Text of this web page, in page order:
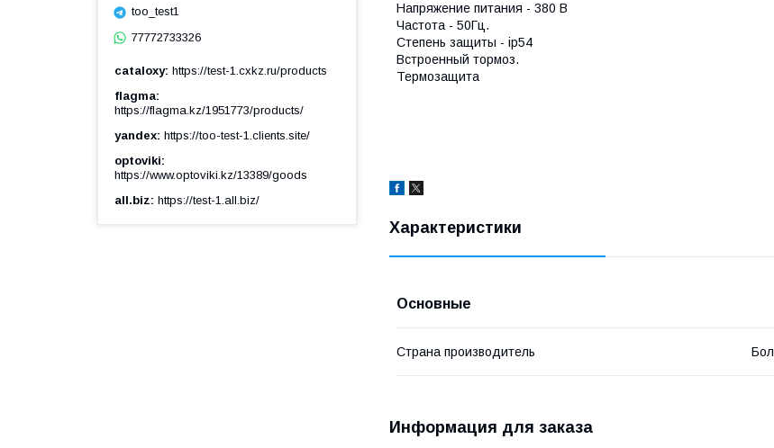
Напряжение питания - 380 В
Частота - 50Гц.
Степень защиты - ip54
Встроенный тормоз.
Термозащита
Характеристики
Основные
Страна производитель
Информация для заказа
too_test1
77772733326
cataloxy https://test-1.cxkz.ru/products
flagma
https://flagma.kz/1951773/products/
yandex https://too-test-1.clients.site/
optoviki
https://www.optoviki.kz/13389/goods
all.biz https://test-1.all.biz/